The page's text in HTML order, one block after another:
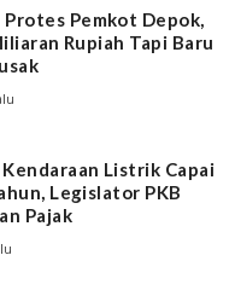
Protes Pemkot Depok,
Rupiah Tapi Baru
Listrik Capai
Legislator PKB
Pajak